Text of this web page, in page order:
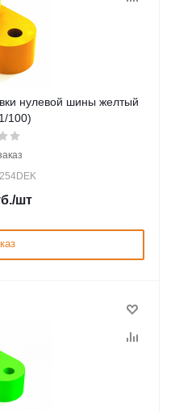
нулевой шины желтый
100)
/шт